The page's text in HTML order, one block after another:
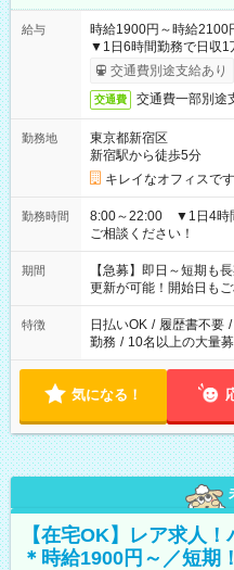
給与
時給1900円～時給
▼1日6時間勤務で日収1
交通費別途支給あり
交通費 交通費一部別
勤務地
東京都新宿区
新宿駅から徒歩5分
キレイなオフィスです
勤務時間
8:00～22:00 ▼1日4時
ご相談ください！
期間
【急募】即日～短期も
更新が可能！開始日もご
特徴 日払いOK / 履歴書不要 /
勤務 / 10名以上の大量
気になる！
【在宅OK】レア求人
＊時給1900円～／短期